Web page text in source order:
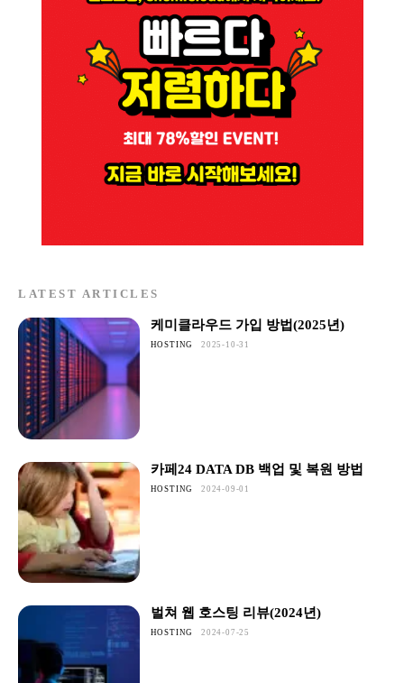
LATEST ARTICLES
케미클라우드 가입 방법(2025년)
HOSTING 2025-10-31
카페24 DATA DB 백업 및 복원 방법
HOSTING 2024-09-01
벌쳐 웹 호스팅 리뷰(2024년)
HOSTING 2024-07-25